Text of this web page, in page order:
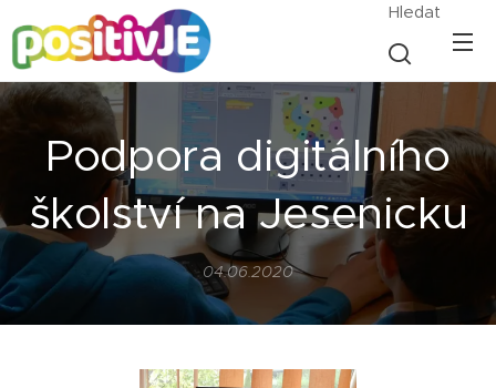
Hledat
Podpora digitálního
školství na Jesenicku
04.06.2020